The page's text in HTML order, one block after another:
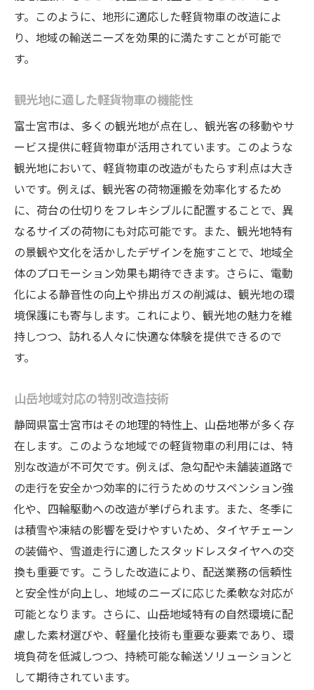
す。このように、地形に適応した軽貨物車の改造によ
り、地域の輸送ニーズを効果的に満たすことが可能で
す。
観光地に適した軽貨物車の機能性
富士宮市は、多くの観光地が点在し、観光客の移動やサ
ービス提供に軽貨物車が活用されています。このような
観光地において、軽貨物車の改造がもたらす利点は大き
いです。例えば、観光客の荷物運搬を効率化するため
に、荷台の仕切りをフレキシブルに配置することで、異
なるサイズの荷物にも対応可能です。また、観光地特有
の景観や文化を活かしたデザインを施すことで、地域全
体のプロモーション効果も期待できます。さらに、電動
化による静音性の向上や排出ガスの削減は、観光地の環
境保護にも寄与します。これにより、観光地の魅力を維
持しつつ、訪れる人々に快適な体験を提供できるので
す。
山岳地域対応の特別改造技術
静岡県富士宮市はその地理的特性上、山岳地帯が多く存
在します。このような地域での軽貨物車の利用には、特
別な改造が不可欠です。例えば、急勾配や未舗装道路で
の走行を安全かつ効率的に行うためのサスペンション強
化や、四輪駆動への改造が挙げられます。また、冬季に
は積雪や凍結の影響を受けやすいため、タイヤチェーン
の装備や、雪道走行に適したスタッドレスタイヤへの交
換も重要です。こうした改造により、配送業務の信頼性
と安全性が向上し、地域のニーズに応じた柔軟な対応が
可能となります。さらに、山岳地域特有の自然環境に配
慮した素材選びや、軽量化技術も重要な要素であり、環
境負荷を低減しつつ、持続可能な輸送ソリューションと
して期待されています。